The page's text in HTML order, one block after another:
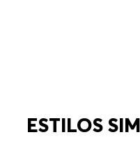
ESTILOS